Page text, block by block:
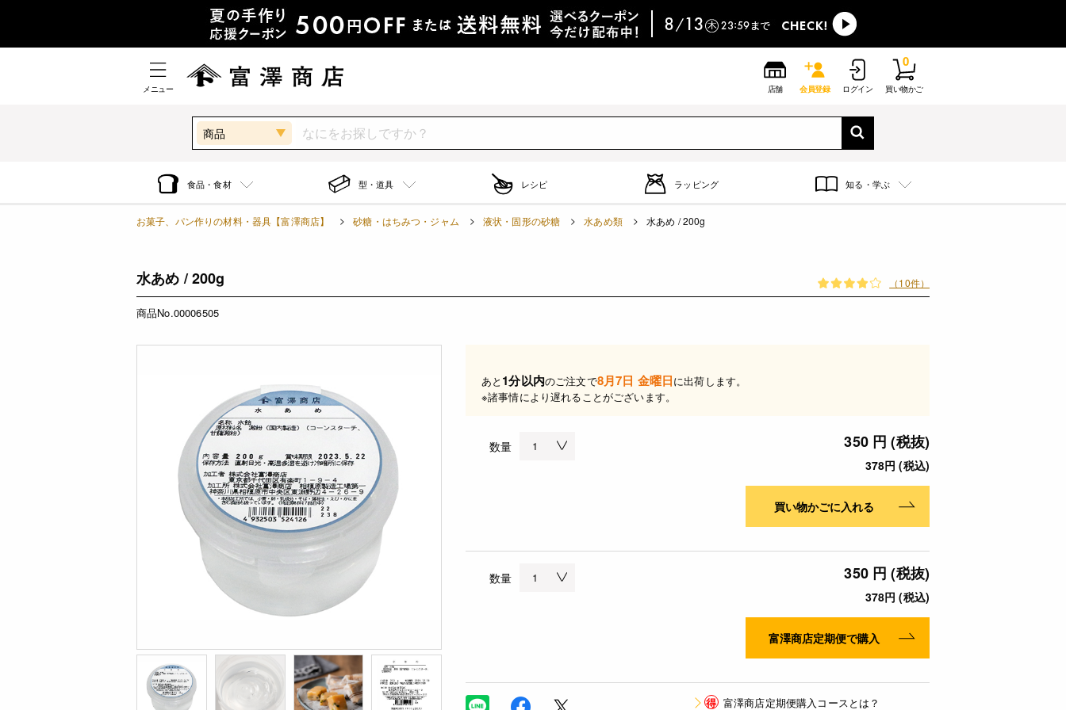
メニュー 店舗 会員登録 ログイン 買い物かご
0
商品
食品・食材 型・道具 レシピ ラッピング 知る・学ぶ
お菓子、パン作りの材料・器具【富澤商店】 砂糖・はちみつ・ジャム 液状・固形の砂糖 水あめ類 水あめ / 200g
水あめ / 200g （10件）
商品No.00006505
あと 1分以内のご注文で8月7日 金曜日に出荷します。
※諸事情により遅れることがございます。
数量 350 円 (税抜)
378円 (税込)
買い物かごに入れる
数量 350 円 (税抜)
378円 (税込)
富澤商店定期便で購入
得 富澤商店定期便購入コースとは？